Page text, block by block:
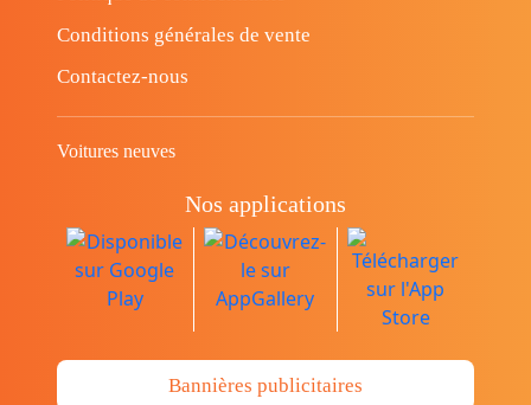
Conditions générales de vente
Contactez-nous
Voitures neuves
Nos applications
Bannières publicitaires